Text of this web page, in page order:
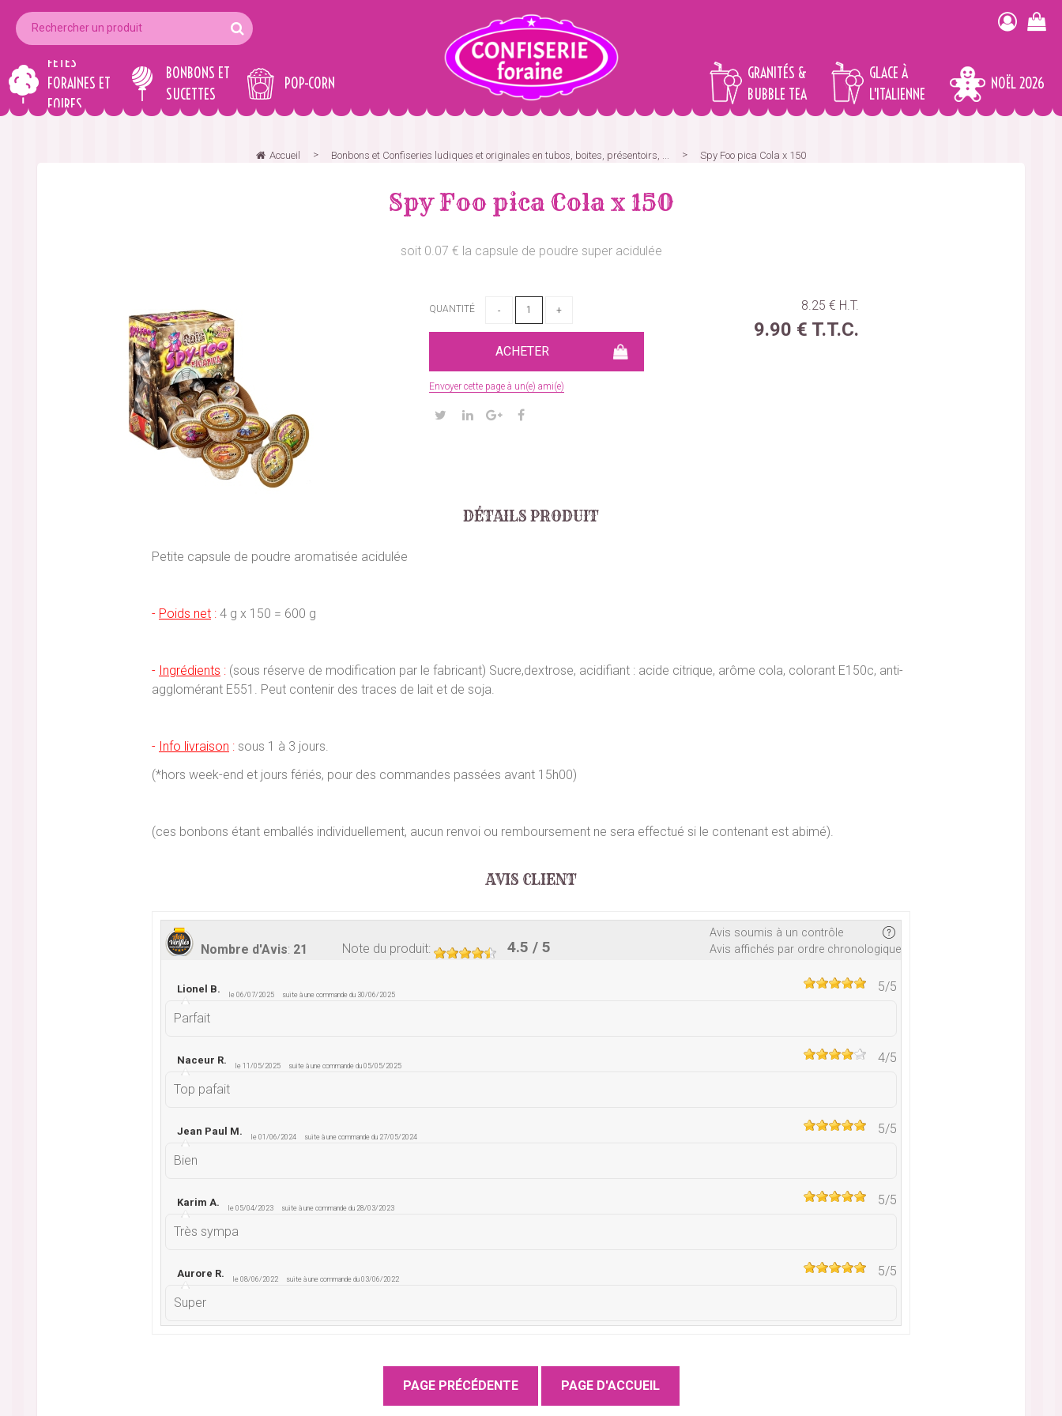
FÊTES
FORAINES ET
FOIRES
BONBONS ET
SUCETTES
POP-CORN
GRANITÉS &
BUBBLE TEA
GLACE À
L'ITALIENNE
NOËL 2026
Accueil Bonbons et Confiseries ludiques et originales en tubos, boites, présentoirs, ... Spy Foo pica Cola x 150
Spy Foo pica Cola x 150
soit 0.07 € la capsule de poudre super acidulée
8 .25 € H.T.
9.90 € T.T.C.
QUANTITÉ
Envoyer cette page à un(e) ami(e)
DÉTAILS PRODUIT
Petite capsule de poudre aromatisée acidulée
- Poids net : 4 g x 150 = 600 g
- Ingrédients : (sous réserve de modification par le fabricant) Sucre,dextrose, acidifiant : acide citrique, arôme cola, colorant E150c, anti-
agglomérant E551. Peut contenir des traces de lait et de soja.
- Info livraison : sous 1 à 3 jours.
(*hors week-end et jours fériés, pour des commandes passées avant 15h00)
(ces bonbons étant emballés individuellement, aucun renvoi ou remboursement ne sera effectué si le contenant est abimé).
AVIS CLIENT
Avis soumis à un contrôle
Avis affichés par ordre chronologique
Nombre d'Avis: 21 Note du produit: 4.5 / 5
Lionel B. le 06/07/2025 suite à une commande du 30/06/2025
5/5
Parfait
Naceur R. le 11/05/2025 suite à une commande du 05/05/2025
4/5
Top pafait
Jean Paul M. le 01/06/2024 suite à une commande du 27/05/2024
5/5
Bien
Karim A. le 05/04/2023 suite à une commande du 28/03/2023
5/5
Très sympa
Aurore R. le 08/06/2022 suite à une commande du 03/06/2022
5/5
Super